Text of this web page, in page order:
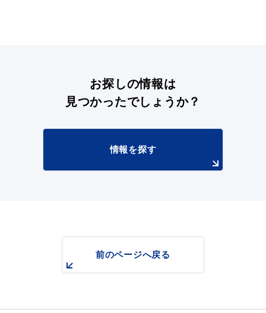
お探しの情報は
見つかったでしょうか？
情報を探す
前のページへ戻る